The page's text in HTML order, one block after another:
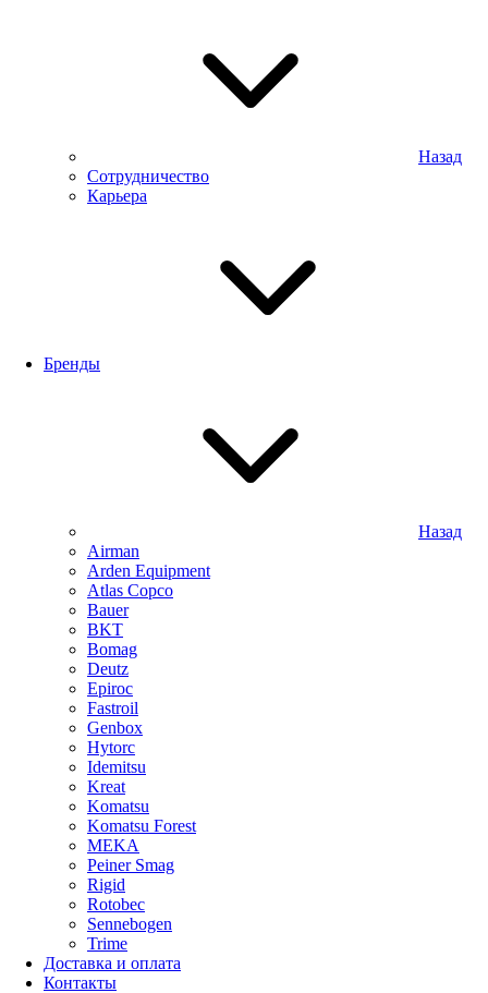
Назад
Сотрудничество
Карьера
Бренды
Назад
Airman
Arden Equipment
Atlas Сopco
Bauer
BKT
Bomag
Deutz
Epiroc
Fastroil
Genbox
Hytorc
Idemitsu
Kreat
Komatsu
Komatsu Forest
MEKA
Peiner Smag
Rigid
Rotobec
Sennebogen
Trime
Доставка и оплата
Контакты